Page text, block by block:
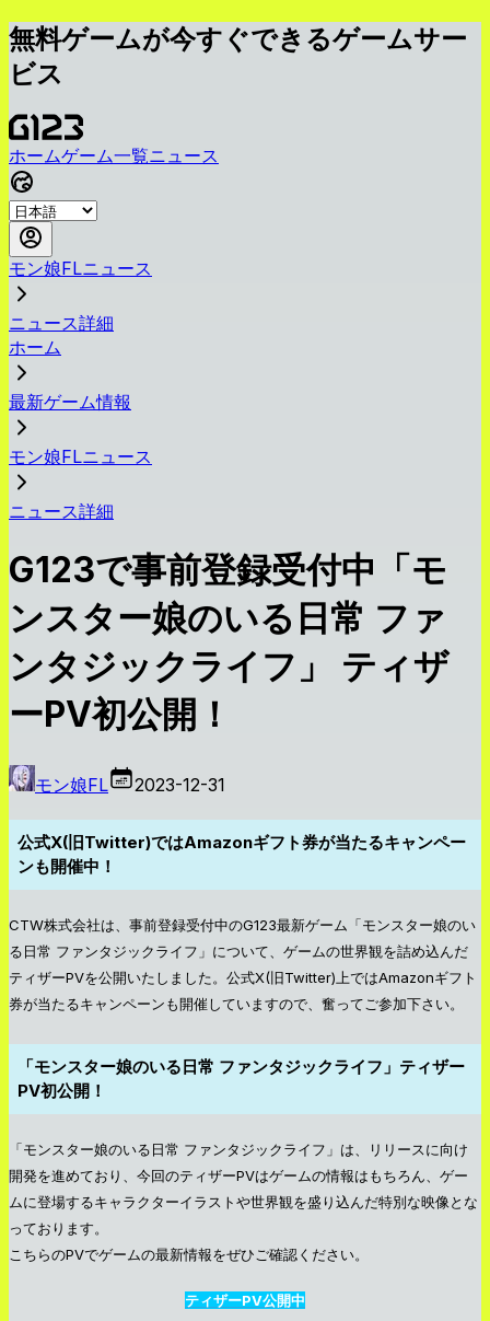
無料ゲームが今すぐできるゲームサー
ビス
ホームゲーム一覧ニュース
モン娘FLニュース
ニュース詳細
ホーム
最新ゲーム情報
モン娘FLニュース
ニュース詳細
G123で事前登録受付中「モ
ンスター娘のいる日常 ファ
ンタジックライフ」 ティザ
ーPV初公開！
モン娘FL 2023-12-31
公式X(旧Twitter)ではAmazonギフト券が当たるキャンペー
ンも開催中！
CTW株式会社は、事前登録受付中のG123最新ゲーム「モンスター娘のい
る日常 ファンタジックライフ」について、ゲームの世界観を詰め込んだ
ティザーPVを公開いたしました。公式X(旧Twitter)上ではAmazonギフト
券が当たるキャンペーンも開催していますので、奮ってご参加下さい。
「モンスター娘のいる日常 ファンタジックライフ」ティザー
PV初公開！
「モンスター娘のいる日常 ファンタジックライフ」は、リリースに向け
開発を進めており、今回のティザーPVはゲームの情報はもちろん、ゲー
ムに登場するキャラクターイラストや世界観を盛り込んだ特別な映像とな
っております。
こちらのPVでゲームの最新情報をぜひご確認ください。
ティザーPV公開中